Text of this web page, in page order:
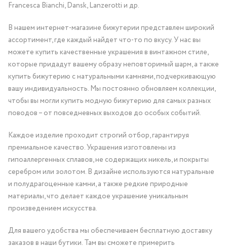
Francesca Bianchi, Dansk, Lanzerotti и др.
В нашем интернет-магазине бижутерии представлен широкий
ассортимент, где каждый найдет что-то по вкусу. У нас вы
можете купить качественные украшения в винтажном стиле,
которые придадут вашему образу неповторимый шарм, а также
купить бижутерию с натуральными камнями, подчеркивающую
вашу индивидуальность. Мы постоянно обновляем коллекции,
чтобы вы могли купить модную бижутерию для самых разных
поводов – от повседневных выходов до особых событий.
Каждое изделие проходит строгий отбор, гарантируя
премиальное качество. Украшения изготовлены из
гипоаллергенных сплавов, не содержащих никель, и покрыты
серебром или золотом. В дизайне используются натуральные
и полудрагоценные камни, а также редкие природные
материалы, что делает каждое украшение уникальным
произведением искусства.
Для вашего удобства мы обеспечиваем бесплатную доставку
заказов в наши бутики. Там вы сможете примерить